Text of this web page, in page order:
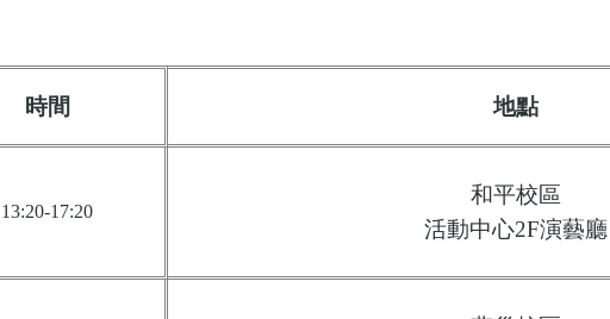
時間 地點
13:20-17:20
和平校區
活動中心2F演藝廳